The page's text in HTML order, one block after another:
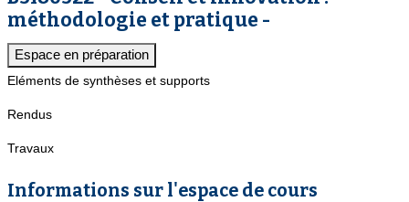
méthodologie et pratique -
Espace en préparation
Eléments de synthèses et supports
Rendus
Travaux
Informations sur l'espace de cours